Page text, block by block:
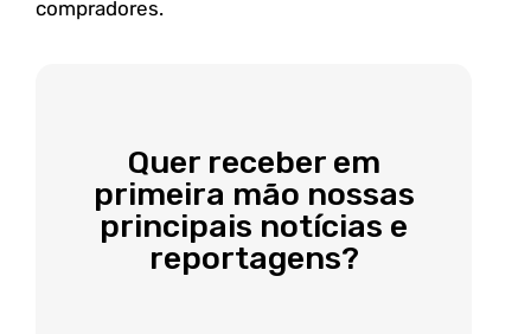
compradores.
Quer receber em
primeira mão nossas
principais notícias e
reportagens?